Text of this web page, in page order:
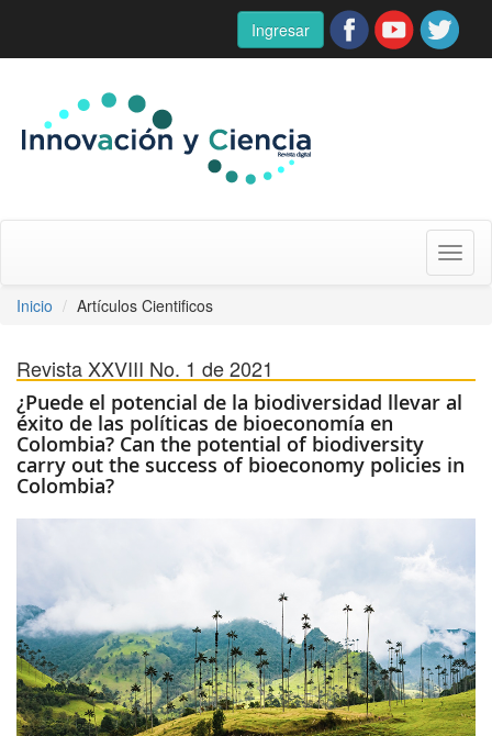
Ingresar
Inicio
Artículos Cientificos
Revista XXVIII No. 1 de 2021
¿Puede el potencial de la biodiversidad llevar al
éxito de las políticas de bioeconomía en
Colombia? Can the potential of biodiversity
carry out the success of bioeconomy policies in
Colombia?